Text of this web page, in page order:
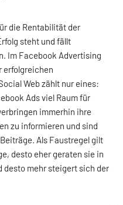
die Rentabilität der
steht und fällt
Im Facebook Advertising
erfolgreichen
Web zählt nur eines:
Ads viel Raum für
immerhin ihre
zu informieren und sind
Als Faustregel gilt
desto eher geraten sie in
desto mehr steigert sich der